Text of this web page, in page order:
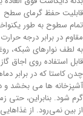
قابلیت حفظ گرمای سطح
تمام سطوح به طور
مقاوم در برابر درجه حرارت
به لطف نوارهای شبکه،
قابل استفاده روی اجاق
چدن کاستا که در برابر
آشپزخانه ها می بخشد و
گرم شود. بنابراین، حتی
از بین نمی‌رود. از